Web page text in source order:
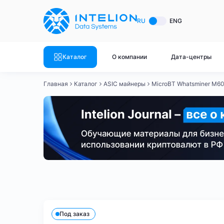
RU ENG
Каталог О компании Дата-центры
ASIC майнеры
Canaan
Innosilicon
Готовый
Готовый
Готовый
Готовый
Готовый
Главная Каталог ASIC майнеры MicroBT Whatsminer
Под заказ